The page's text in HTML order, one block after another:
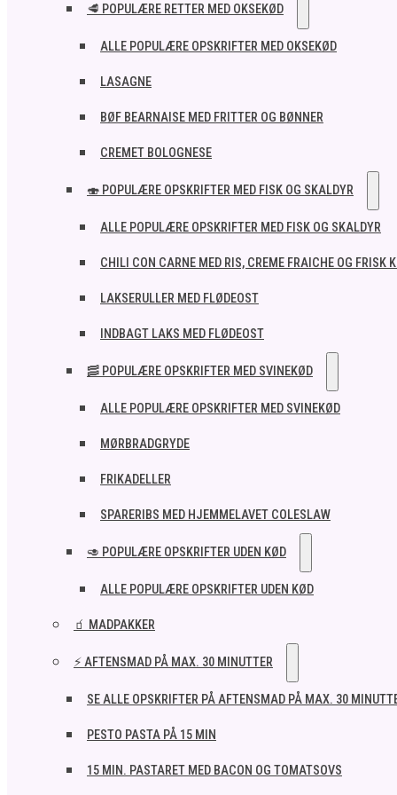
🥩 POPULÆRE RETTER MED OKSEKØD
ALLE POPULÆRE OPSKRIFTER MED OKSEKØD
LASAGNE
BØF BEARNAISE MED FRITTER OG BØNNER
CREMET BOLOGNESE
🍣 POPULÆRE OPSKRIFTER MED FISK OG SKALDYR
ALLE POPULÆRE OPSKRIFTER MED FISK OG SKALDYR
CHILI CON CARNE MED RIS, CREME FRAICHE OG FRISK
LAKSERULLER MED FLØDEOST
INDBAGT LAKS MED FLØDEOST
🥓 POPULÆRE OPSKRIFTER MED SVINEKØD
ALLE POPULÆRE OPSKRIFTER MED SVINEKØD
MØRBRADGRYDE
FRIKADELLER
SPARERIBS MED HJEMMELAVET COLESLAW
🥑 POPULÆRE OPSKRIFTER UDEN KØD
ALLE POPULÆRE OPSKRIFTER UDEN KØD
🧃 MADPAKKER
⚡ AFTENSMAD PÅ MAX. 30 MINUTTER
SE ALLE OPSKRIFTER PÅ AFTENSMAD PÅ MAX. 30
PESTO PASTA PÅ 15 MIN
15 MIN. PASTARET MED BACON OG TOMATSOVS